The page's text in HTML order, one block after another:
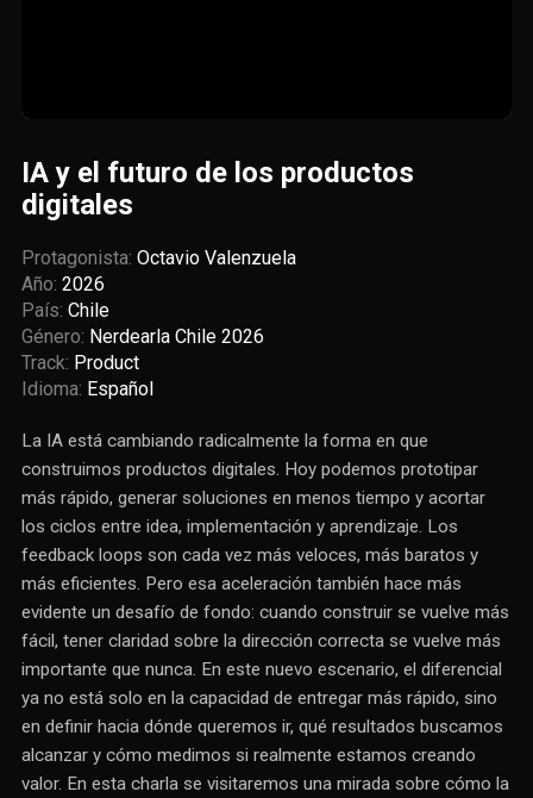
IA y el futuro de los productos
digitales
Protagonista: Octavio Valenzuela
Año: 2026
País: Chile
Género: Nerdearla Chile 2026
Track: Product
Idioma: Español
La IA está cambiando radicalmente la forma en que
construimos productos digitales. Hoy podemos prototipar
más rápido, generar soluciones en menos tiempo y acortar
los ciclos entre idea, implementación y aprendizaje. Los
feedback loops son cada vez más veloces, más baratos y
más eficientes. Pero esa aceleración también hace más
evidente un desafío de fondo: cuando construir se vuelve más
fácil, tener claridad sobre la dirección correcta se vuelve más
importante que nunca. En este nuevo escenario, el diferencial
ya no está solo en la capacidad de entregar más rápido, sino
en definir hacia dónde queremos ir, qué resultados buscamos
alcanzar y cómo medimos si realmente estamos creando
valor. En esta charla se visitaremos una mirada sobre cómo la